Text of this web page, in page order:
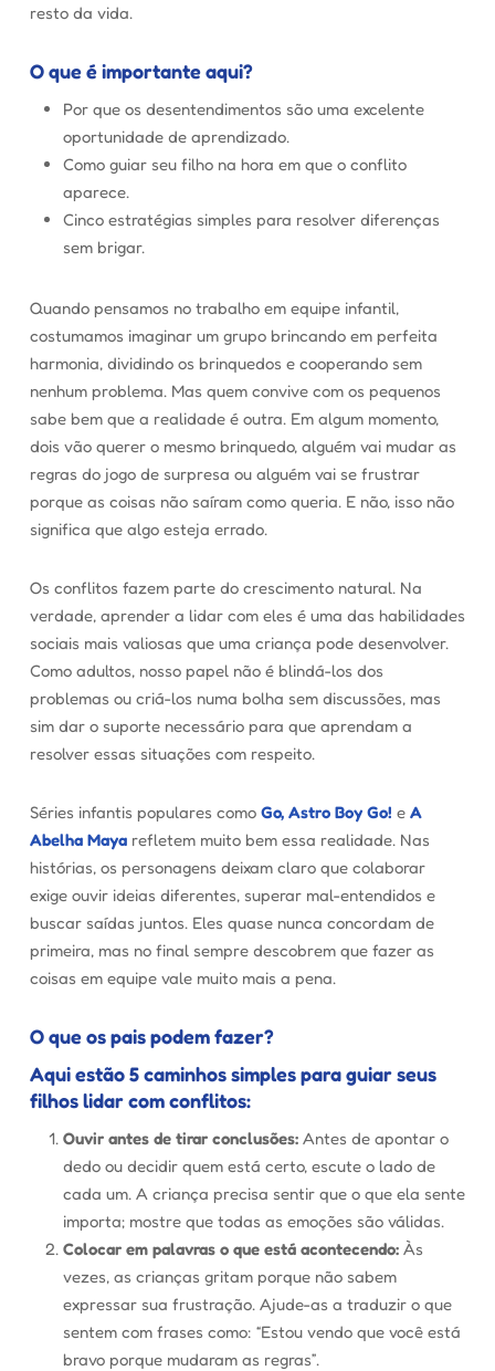
resto da vida.
O que é importante aqui?
Por que os desentendimentos são uma excelente
oportunidade de aprendizado.
Como guiar seu filho na hora em que o conflito
aparece.
Cinco estratégias simples para resolver diferenças
sem brigar.
Quando pensamos no trabalho em equipe infantil,
costumamos imaginar um grupo brincando em perfeita
harmonia, dividindo os brinquedos e cooperando sem
nenhum problema. Mas quem convive com os pequenos
sabe bem que a realidade é outra. Em algum momento,
dois vão querer o mesmo brinquedo, alguém vai mudar as
regras do jogo de surpresa ou alguém vai se frustrar
porque as coisas não saíram como queria. E não, isso não
significa que algo esteja errado.
Os conflitos fazem parte do crescimento natural. Na
verdade, aprender a lidar com eles é uma das habilidades
sociais mais valiosas que uma criança pode desenvolver.
Como adultos, nosso papel não é blindá-los dos
problemas ou criá-los numa bolha sem discussões, mas
sim dar o suporte necessário para que aprendam a
resolver essas situações com respeito.
Séries infantis populares como Go, Astro Boy Go! e A
Abelha Mayarefletem muito bem essa realidade. Nas
histórias, os personagens deixam claro que colaborar
exige ouvir ideias diferentes, superar mal-entendidos e
buscar saídas juntos. Eles quase nunca concordam de
primeira, mas no final sempre descobrem que fazer as
coisas em equipe vale muito mais a pena.
O que os pais podem fazer?
Aqui estão 5 caminhos simples para guiar seus
filhos lidar com conflitos:
Ouvir antes de tirar conclusões: Antes de apontar o
dedo ou decidir quem está certo, escute o lado de
cada um. A criança precisa sentir que o que ela sente
importa; mostre que todas as emoções são válidas.
Colocar em palavras o que está acontecendo:Às
vezes, as crianças gritam porque não sabem
expressar sua frustração. Ajude-as a traduzir o que
sentem com frases como: “Estou vendo que você está
bravo porque mudaram as regras”.